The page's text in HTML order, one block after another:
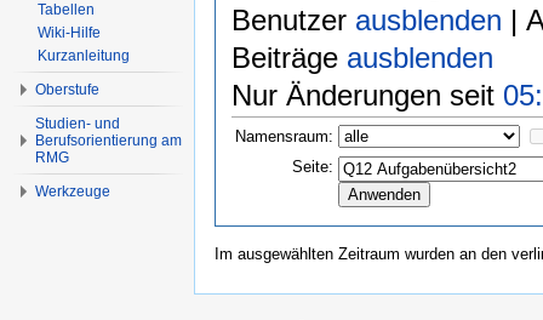
Benutzer ausblenden |
Beiträge ausblenden
Nur Änderungen seit
Namensraum:
Seite:
Im ausgewählten Zeitraum wurden an den
Tabellen
Wiki-Hilfe
Kurzanleitung
Oberstufe
Studien- und
Berufsorientierung am
RMG
Werkzeuge